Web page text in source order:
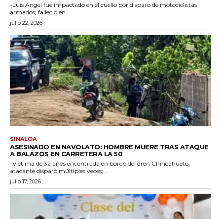
-Luis Ángel fue impactado en el cuello por disparo de motociclistas
armados; falleció en...
julio 22, 2026
SINALOA
ASESINADO EN NAVOLATO: HOMBRE MUERE TRAS ATAQUE
A BALAZOS EN CARRETERA LA 50
-Víctima de 32 años encontrada en bordo del dren Chiricahueto;
atacante disparó múltiples veces;...
julio 17, 2026